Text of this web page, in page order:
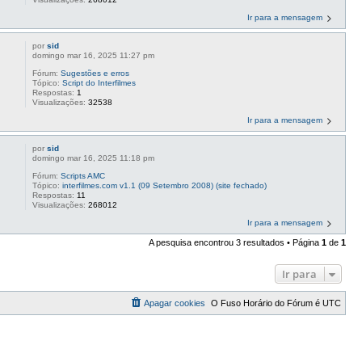
Ir para a mensagem
porsid
domingo mar 16, 2025 11:27 pm
Fórum:Sugestões e erros
Tópico:Script do Interfilmes
Respostas: 1
Visualizações:32538
Ir para a mensagem
porsid
domingo mar 16, 2025 11:18 pm
Fórum:Scripts AMC
Tópico:interfilmes.com v1.1 (09 Setembro 2008) (site fechado)
Respostas: 11
Visualizações:268012
Ir para a mensagem
A pesquisa encontrou 3 resultados • Página 1 de 1
Ir para
O Fuso Horário do Fórum é UTC
Apagar cookies